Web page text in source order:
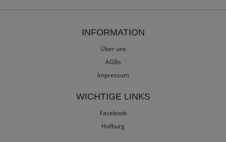
INFORMATION
Über uns
AGBs
Impressum
WICHTIGE LINKS
Facebook
Hofburg